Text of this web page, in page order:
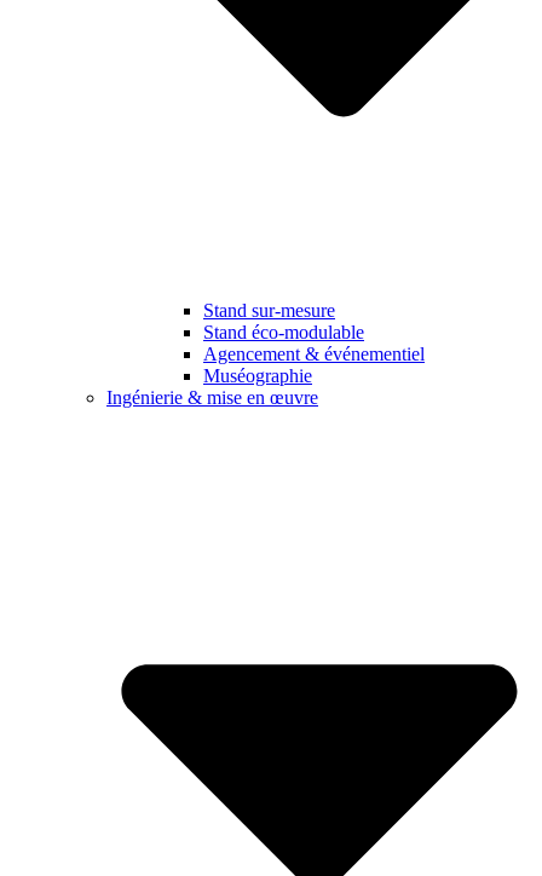
Stand sur-mesure
Stand éco-modulable
Agencement & événementiel
Muséographie
Ingénierie & mise en œuvre